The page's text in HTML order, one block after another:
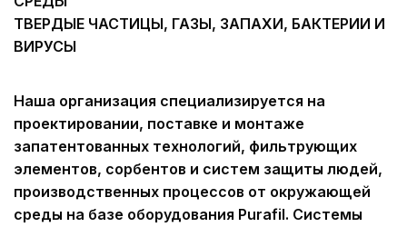
ТВЕРДЫЕ ЧАСТИЦЫ, ГАЗЫ, ЗАПАХИ, БАКТЕРИИ И
ВИРУСЫ
Наша организация специализируется на
проектировании, поставке и монтаже
запатентованных технологий, фильтрующих
элементов, сорбентов и систем защиты людей,
производственных процессов от окружающей
среды на базе оборудования Purafil. Системы